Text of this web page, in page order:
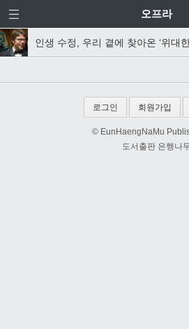
오프라
인생 수정, 우리 곁에 찾아온 ‘위대
로그인 회원가입
© EunHaengNaMu
도서출판 은행나